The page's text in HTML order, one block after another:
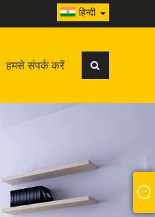
हिन्दी
हमसे संपर्क करें